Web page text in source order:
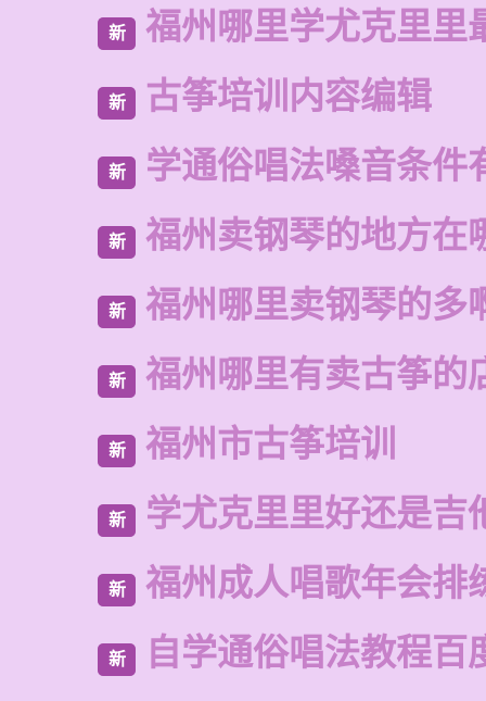
新 福州哪里学尤克里里
新 古筝培训内容编辑
新 学通俗唱法嗓音条件
新 福州卖钢琴的地方在
新 福州哪里卖钢琴的多
新 福州哪里有卖古筝的
新 福州市古筝培训
新 学尤克里里好还是吉
新 福州成人唱歌年会排
新 自学通俗唱法教程百